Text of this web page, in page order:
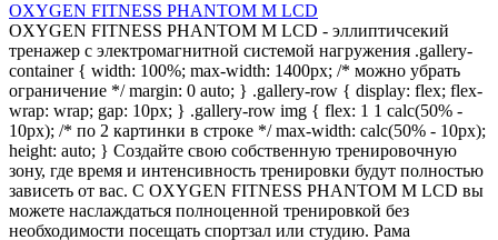
OXYGEN FITNESS PHANTOM M LCD
OXYGEN FITNESS PHANTOM M LCD - эллиптичсекий
тренажер с электромагнитной системой нагружения .gallery-
container { width: 100%; max-width: 1400px; /* можно убрать
ограничение */ margin: 0 auto; } .gallery-row { display: flex; flex-
wrap: wrap; gap: 10px; } .gallery-row img { flex: 1 1 calc(50% -
10px); /* по 2 картинки в строке */ max-width: calc(50% - 10px);
height: auto; } Создайте свою собственную тренировочную
зону, где время и интенсивность тренировки будут полностью
зависеть от вас. С OXYGEN FITNESS PHANTOM M LCD вы
можете наслаждаться полноценной тренировкой без
необходимости посещать спортзал или студию. Рама